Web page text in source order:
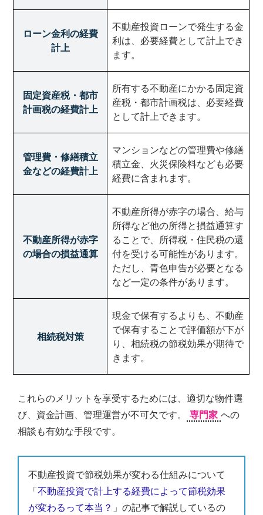
ローン金利の経費
計上
不動産投資ローンで発生する金
利は、必要経費として計上でき
ます。
固定資産税・都市
計画税の経費計上
所有する不動産にかかる固定資
産税・都市計画税は、必要経費
として計上できます。
管理費・修繕積立
金などの経費計上
マンションなどの管理費や修繕
積立金、火災保険料なども必要
経費に含まれます。
不動産所得が赤字
の場合の損益通算
不動産所得が赤字の場合、給与
所得など他の所得と損益通算す
ることで、所得税・住民税の還
付を受ける可能性があります。
ただし、青色申告が必要となる
など一定の条件があります。
相続税対策
現金で保有するよりも、不動産
で保有することで評価額が下が
り、相続税の節税効果が期待で
きます。
これらのメリットを享受するためには、適切な物件選
び、資金計画、管理運営が不可欠です。
専門家 への
相談も有効な手段です。
不動産投資で節税効果が変わる仕組みについて
「不動産投資で計上する経費によって節税効果
が変わるって本当？ 」の記事で解説しているの